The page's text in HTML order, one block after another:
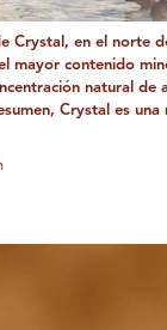
Crystal, en el norte
mayor contenido
natural de
Crystal es